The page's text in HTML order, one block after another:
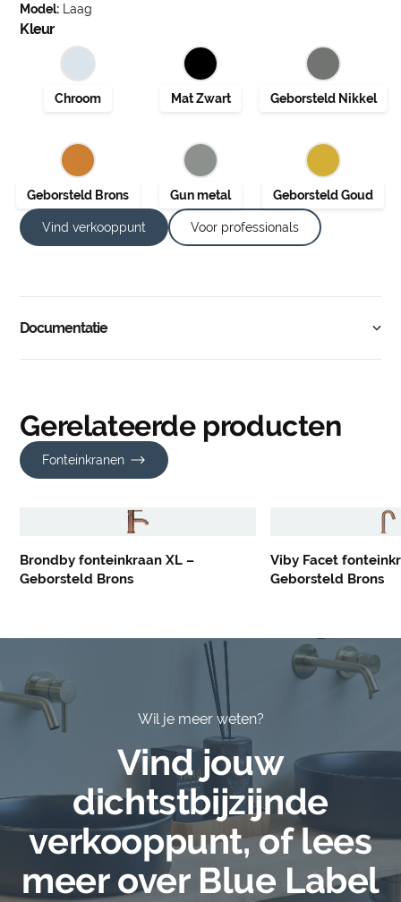
Model: Laag
Kleur
Vind verkooppunt Voor professionals
Documentatie
Gerelateerde producten
Fonteinkranen
Brondby fonteinkraan XL –
Geborsteld Brons
Viby Facet
Geborsteld Brons
Wil je meer weten?
Vind jouw
dichtstbijzijnde
verkooppunt, of lees
meer over Blue Label